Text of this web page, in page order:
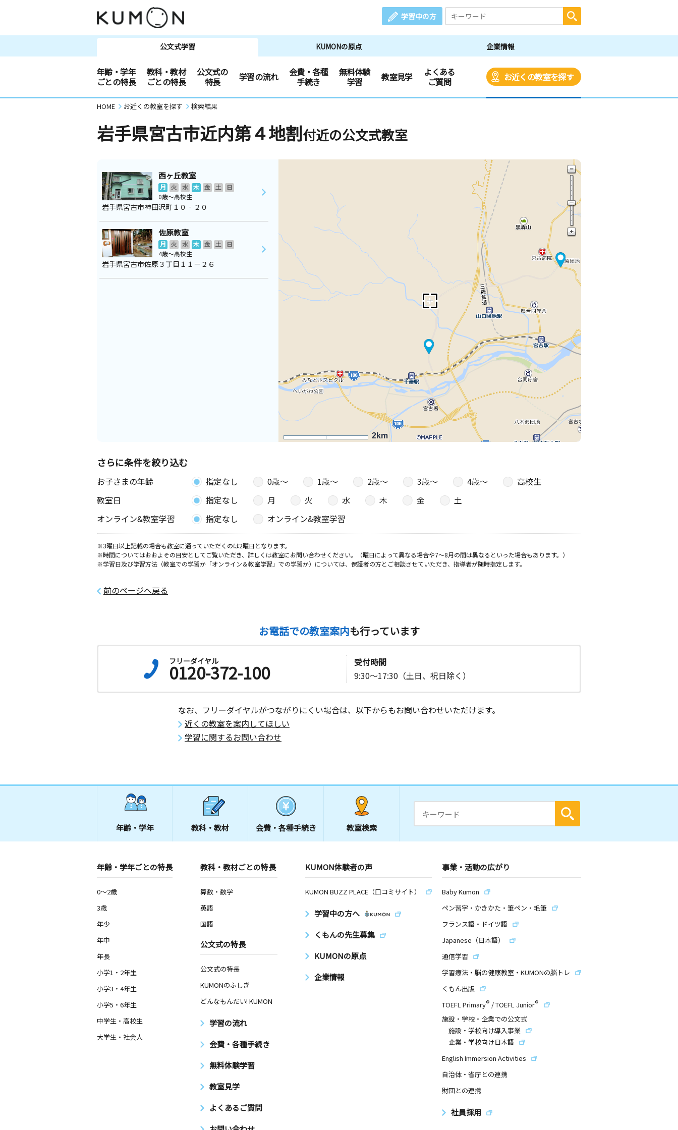
学習中の方
公文式学習 KUMONの原点 企業情報
年齢・学年
ごとの特長
教科・教材
ごとの特長
公文式の
特長
学習の流れ
会費・各種
手続き
無料体験
学習
教室見学
よくある
ご質問
お近くの教室を探す
HOME お近くの教室を探す 検索結果
岩手県宮古市近内第４地割付近の公文式教室
2km
西ヶ丘教室
月 火 水 木 金 土
日
0歳～高校生
岩手県宮古市神田沢町１０‐２０
佐原教室
月 火 水 木 金 土
日
4歳～高校生
岩手県宮古市佐原３丁目１１－２６
さらに条件を絞り込む
お子さまの年齢 指定なし 0歳〜 1歳〜 2歳〜 3歳〜 4歳〜
高校生
教室日
指定なし 月 火 水 木 金
土
オンライン&教室学習
指定なし オンライン&教室学習
※3曜日以上記載の場合も教室に通っていただくのは2曜日となります。
※時間についてはおおよその目安としてご覧いただき、詳しくは教室にお問い合わせください。（曜日によって異なる場合や7～8月の間は異なるといった場合もあります。）
※学習日及び学習方法（教室での学習か「オンライン＆教室学習」での学習か）については、保護者の方とご相談させていただき、指導者が随時指定します。
前のページへ戻る
お電話での教室案内も行っています
フリーダイヤル
0120-372-100
受付時間
9:30～17:30（土日、祝日除く）
なお、フリーダイヤルがつながりにくい場合は、以下からもお問い合わせいただけます。
近くの教室を案内してほしい
学習に関するお問い合わせ
年齢・学年 教科・教材 会費・ 各種手続き 教室検索
年齢・学年ごとの特長
0～2歳
3歳
年少
年中
年長
小学1・2年生
小学3・4年生
小学5・6年生
中学生・高校生
大学生・社会人
教科・教材ごとの特長
算数・数学
英語
国語
公文式の特長
公文式の特長
KUMONのふしぎ
どんなもんだい! KUMON
学習の流れ
会費・各種手続き
無料体験学習
教室見学
よくあるご質問
KUMON体験者の声
KUMON BUZZ PLACE（口コミサイト）
学習中の方へ
くもんの先生募集
KUMONの原点
企業情報
事業・活動の広がり
Baby Kumon
ペン習字・かきかた・筆ペン・毛筆
フランス語・ドイツ語
Japanese（日本語）
通信学習
学習療法・脳の健康教室・KUMONの脳トレ
くもん出版
TOEFL Primary® /TOEFL Junior®
施設・学校・企業での公文式
施設・学校向け導入事業
企業・学校向け日本語
English Immersion Activities
自治体・省庁との連携
財団との連携
社員採用